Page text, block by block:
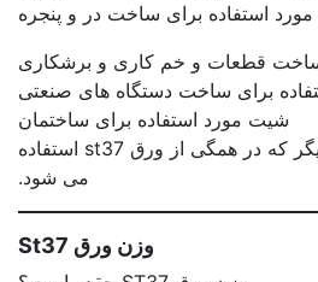
استفاده برای ساخت در و پنجره
ساخت قطعات و خم کاری و برشکاری
برای ساخت دستگاه های صنعتی
شیت مورد استفاده برای ساختمان
و ده ها یا صد ها کاربرد دیگر که در همگی از ورق st37 استفاده
می شود.
وزن ورق St37